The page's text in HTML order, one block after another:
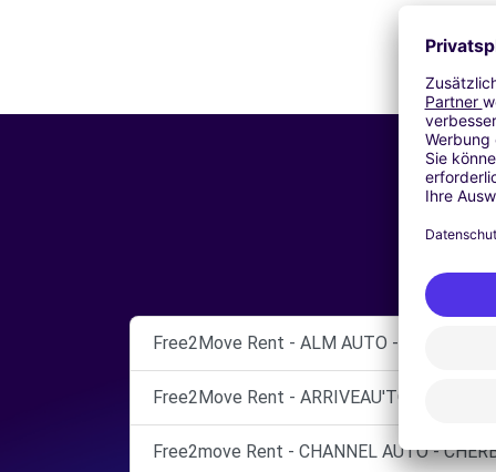
Free2Move Rent - ALM AUTO -
Free2Move Rent - ARRIVEAU'TO -
Free2move Rent - CHANNEL AUTO -